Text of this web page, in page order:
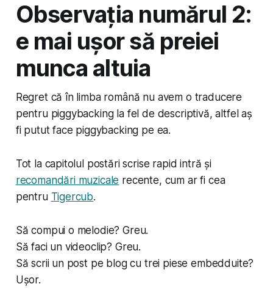
Observația numărul 2:
e mai ușor să preiei
munca altuia
Regret că în limba română nu avem o traducere
pentru piggybackingla fel de descriptivă, altfel aș
fi putut face piggybacking pe ea.
Tot la capitolul postări scrise rapid intră și
recomandări muzicale recente, cum ar fi cea
pentru Tigercub.
Să compui o melodie? Greu.
Să faci un videoclip? Greu.
Să scrii un post pe blog cu trei piese embedduite?
Ușor.